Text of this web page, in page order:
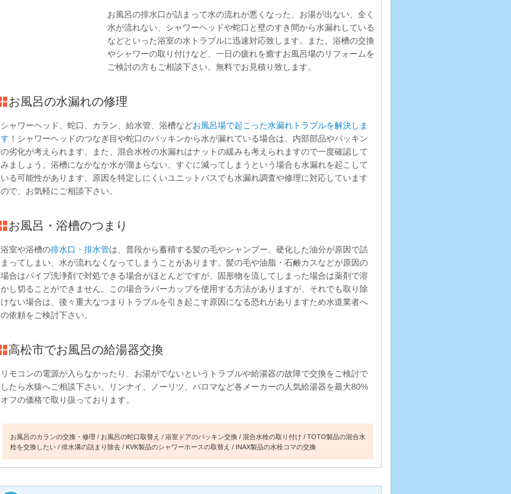
お風呂の排水口が詰まって水の流れが悪くなった、お湯が出ない、全く
水が流れない、シャワーヘッドや蛇口と壁のすき間から水漏れしている
などといった浴室の水トラブルに迅速対応致します。また、浴槽の交換
やシャワーの取り付けなど、一日の疲れを癒すお風呂場のリフォームを
ご検討の方もご相談下さい。無料でお見積り致します。
お風呂の水漏れの修理
シャワーヘッド、蛇口、カラン、給水管、浴槽などお風呂場で起こった水漏れトラブルを解決しま
す ！シャワーヘッドのつなぎ目や蛇口のパッキンから水が漏れている場合は、内部部品やパッキン
の劣化が考えられます。また、混合水栓の水漏れはナットの緩みも考えられますので一度確認して
みましょう。浴槽になかなか水が溜まらない、すぐに減ってしまうという場合も水漏れを起こして
いる可能性があります。原因を特定しにくいユニットバスでも水漏れ調査や修理に対応しています
ので、お気軽にご相談下さい。
お風呂・浴槽のつまり
浴室や浴槽の排水口・排水管は、普段から蓄積する髪の毛やシャンプー、硬化した油分が原因で詰
まってしまい、水が流れなくなってしまうことがあります。髪の毛や油脂・石鹸カスなどが原因の
場合はパイプ洗浄剤で対処できる場合がほとんどですが、固形物を流してしまった場合は薬剤で溶
かし切ることができません。この場合ラバーカップを使用する方法がありますが、それでも取り除
けない場合は、後々重大なつまりトラブルを引き起こす原因になる恐れがありますため水道業者へ
の依頼をご検討下さい。
高松市でお風呂の給湯器交換
リモコンの電源が入らなかったり、お湯がでないというトラブルや給湯器の故障で交換をご検討で
したら水猿へご相談下さい。リンナイ、ノーリツ、パロマなど各メーカーの人気給湯器を最大80%
オフの価格で取り扱っております。
お風呂のカランの交換・修理 お風呂の蛇口取替え 浴室ドアのパッキン交換 混合水栓の取り付け
TOTO製品の混合水
栓を交換したい
排水溝の詰まり除去 KVK製品のシャワーホースの取替え INAX製品の水栓コマの交換